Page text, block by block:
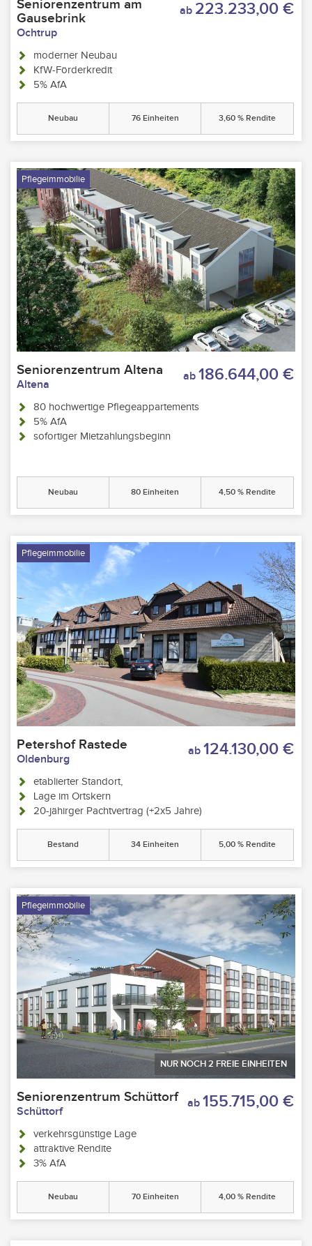
ab 223.233,00 €
Seniorenzentrum am
Gausebrink
Ochtrup
moderner Neubau
KfW-Förderkredit
5% AfA
Neubau 76 Einheiten 3,60 % Rendite
Pflegeimmobilie
ab 186.644,00 €
Seniorenzentrum Altena
Altena
80 hochwertige Pflegeappartements
5% AfA
sofortiger Mietzahlungsbeginn
Neubau 80 Einheiten 4,50 % Rendite
Pflegeimmobilie
ab 124.130,00 €
Petershof Rastede
Oldenburg
etablierter Standort,
Lage im Ortskern
20-jähirger Pachtvertrag (+2x5 Jahre)
Bestand 34 Einheiten 5,00 % Rendite
Pflegeimmobilie
NUR NOCH2 FREIE EINHEITEN
ab 155.715,00 €
Seniorenzentrum Schüttorf
Schüttorf
verkehrsgünstige Lage
attraktive Rendite
3% AfA
Neubau 70 Einheiten 4,00 % Rendite